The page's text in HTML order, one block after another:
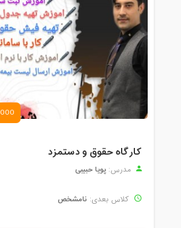
کارگاه حقوق و دستمزد
مدرس: پویا حبیبی
کلاس بعدی: نامشخص